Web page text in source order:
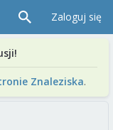
Zaloguj się
Znaleziska.